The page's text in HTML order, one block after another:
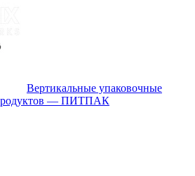
Вертикальные упаковочные
— ПИТПАК